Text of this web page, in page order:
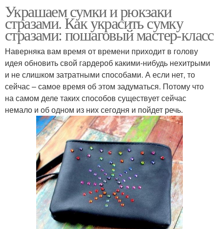
Украшаем сумки и рюкзаки
стразами. Как украсить сумку
стразами: пошаговый мастер-класс
Наверняка вам время от времени приходит в голову
идея обновить свой гардероб какими-нибудь нехитрыми
и не слишком затратными способами. А если нет, то
сейчас – самое время об этом задуматься. Потому что
на самом деле таких способов существует сейчас
немало и об одном из них сегодня и пойдет речь.